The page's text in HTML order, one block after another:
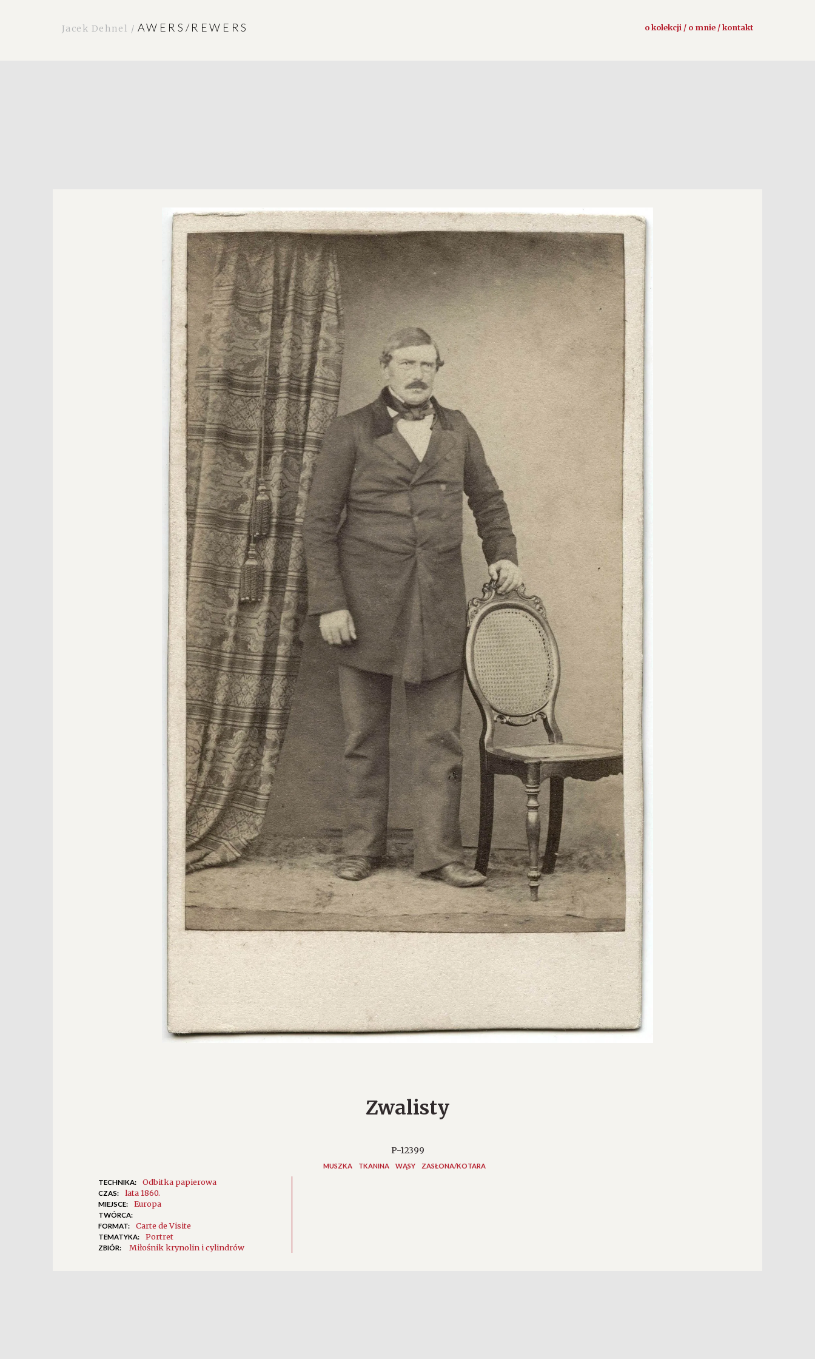
Jacek Dehnel / AWERS/REWERS o kolekcji / o mnie / kontakt
Zwalisty
P-12399
MUSZKA TKANINA WĄSY ZASŁONA/KOTARA
TECHNIKA: Odbitka papierowa
CZAS: lata 1860.
MIEJSCE: Europa
TWÓRCA:
FORMAT:
Carte de Visite
TEMATYKA: Portret
ZBIÓR: Miłośnik krynolin i cylindrów